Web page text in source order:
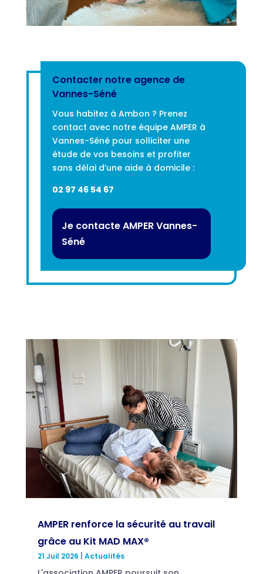
Contacter notre agence de
Vannes-Séné
Vous habitez à Ambon ? Prenez
contact avec notre équipe AMPER à
Vannes-Séné pour solliciter une
étude de vos besoins et profiter
sans délai d’une aide à domicile :
02 97 46 54 67
Je contacte AMPER Vannes-
Séné
AMPER renforce la sécurité au travail
grâce au Kit MAD MAX®
21 Juil 2026 Actualités